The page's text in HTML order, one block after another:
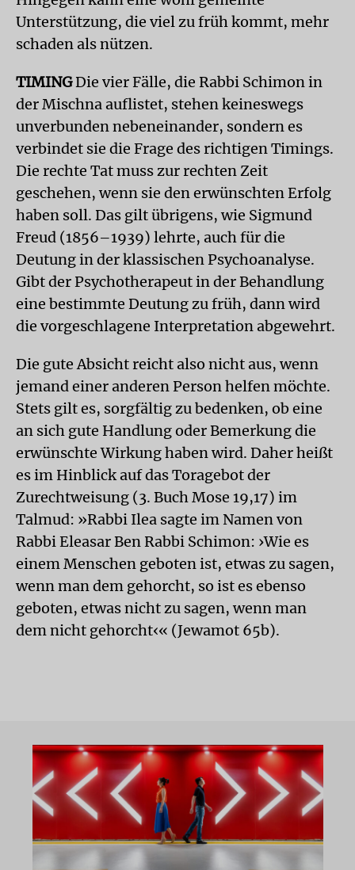
Unterstützung, die viel zu früh kommt, mehr
schaden als nützen.
TIMINGDie vier Fälle, die Rabbi Schimon in
der Mischna auflistet, stehen keineswegs
unverbunden nebeneinander, sondern es
verbindet sie die Frage des richtigen Timings.
Die rechte Tat muss zur rechten Zeit
geschehen, wenn sie den erwünschten Erfolg
haben soll. Das gilt übrigens, wie Sigmund
Freud (1856–1939) lehrte, auch für die
Deutung in der klassischen Psychoanalyse.
Gibt der Psychotherapeut in der Behandlung
eine bestimmte Deutung zu früh, dann wird
die vorgeschlagene Interpretation abgewehrt.
Die gute Absicht reicht also nicht aus, wenn
jemand einer anderen Person helfen möchte.
Stets gilt es, sorgfältig zu bedenken, ob eine
an sich gute Handlung oder Bemerkung die
erwünschte Wirkung haben wird. Daher heißt
es im Hinblick auf das Toragebot der
Zurechtweisung (3. Buch Mose 19,17) im
Talmud: »Rabbi Ilea sagte im Namen von
Rabbi Eleasar Ben Rabbi Schimon: ›Wie es
einem Menschen geboten ist, etwas zu sagen,
wenn man dem gehorcht, so ist es ebenso
geboten, etwas nicht zu sagen, wenn man
dem nicht gehorcht‹« (Jewamot 65b).